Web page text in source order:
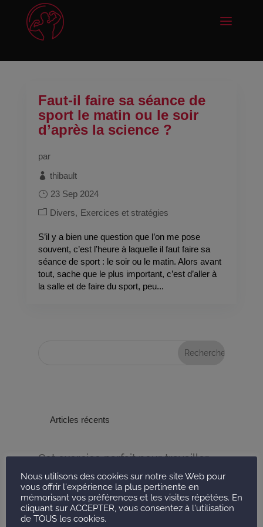
Faut-il faire sa séance de
sport le matin ou le soir
d’après la science ?
par
thibault
23 Sep 2024
Divers
Exercices et stratégies
S’il y a bien une question que l’on me pose
souvent, c’est l’heure à laquelle il faut faire sa
séance de sport : le soir ou le matin. Alors avant
tout, sache que le plus important, c’est d’aller à
la salle et de faire du sport, peu...
Articles récents
Cet exercice parfait pour travailler
les abdos du bas
Faut-il faire sa séance de sport le
matin ou le soir d’après la science ?
Nous utilisons des cookies sur notre site Web pour
vous offrir l'expérience la plus pertinente en
mémorisant vos préférences et les visites répétées. En
cliquant sur ACCEPTER, vous consentez à l'utilisation
de TOUS les cookies.